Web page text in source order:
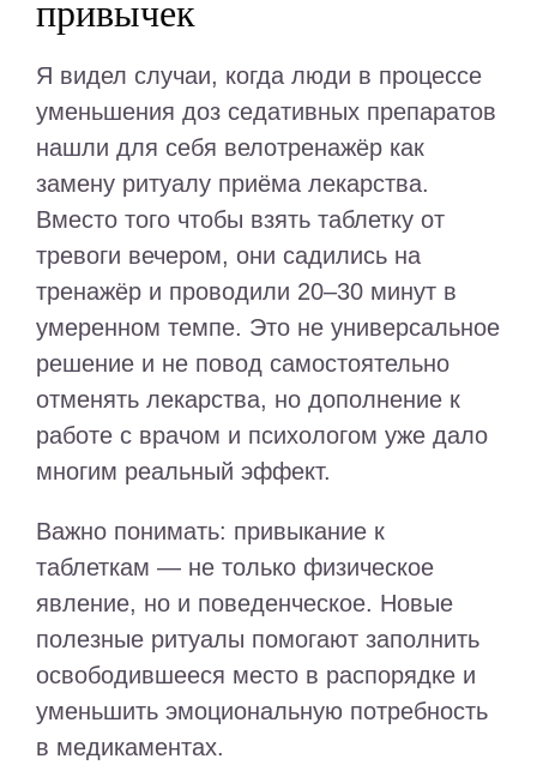
привычек
Я видел случаи, когда люди в процессе
уменьшения доз седативных препаратов
нашли для себя велотренажёр как
замену ритуалу приёма лекарства.
Вместо того чтобы взять таблетку от
тревоги вечером, они садились на
тренажёр и проводили 20–30 минут в
умеренном темпе. Это не универсальное
решение и не повод самостоятельно
отменять лекарства, но дополнение к
работе с врачом и психологом уже дало
многим реальный эффект.
Важно понимать: привыкание к
таблеткам — не только физическое
явление, но и поведенческое. Новые
полезные ритуалы помогают заполнить
освободившееся место в распорядке и
уменьшить эмоциональную потребность
в медикаментах.